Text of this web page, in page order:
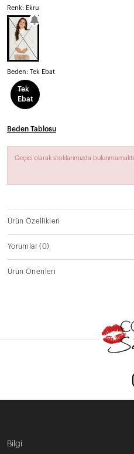
Renk: Ekru
Beden: Tek Ebat
Tek
Ebat
Beden Tablosu
Geçici olarak stoklarımızda
Ürün Özellikleri
Yorumlar(0)
Ürün Önerileri
Bilgi